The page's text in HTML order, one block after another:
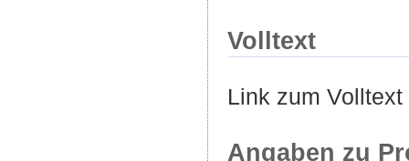
Volltext
Link zum
Angaben zu